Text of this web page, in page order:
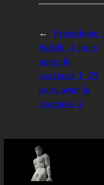
← Précédente :
Reddit: 4 jours
après le
spectacle 1. 29
jours avant le
spectacle 2